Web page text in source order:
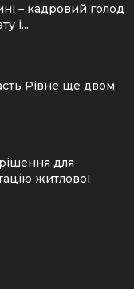
– кадровий голод
і...
Рівне ще двом
для
житлової